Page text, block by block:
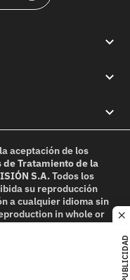
PUBLICIDAD
aceptación de los
de Tratamiento de la
S.A.Todos los
su reproducción
a cualquier idioma sin
in whole or
permission is